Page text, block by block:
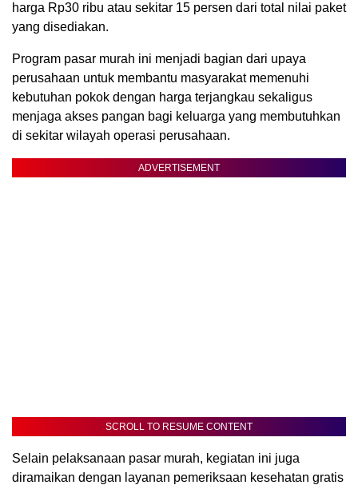
harga Rp30 ribu atau sekitar 15 persen dari total nilai paket
yang disediakan.
Program pasar murah ini menjadi bagian dari upaya
perusahaan untuk membantu masyarakat memenuhi
kebutuhan pokok dengan harga terjangkau sekaligus
menjaga akses pangan bagi keluarga yang membutuhkan
di sekitar wilayah operasi perusahaan.
ADVERTISEMENT
SCROLL TO RESUME CONTENT
Selain pelaksanaan pasar murah, kegiatan ini juga
diramaikan dengan layanan pemeriksaan kesehatan gratis